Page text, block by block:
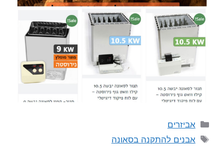
קטגוריות
אביזרים
תגיות
אבנים להתקנה בסאונה